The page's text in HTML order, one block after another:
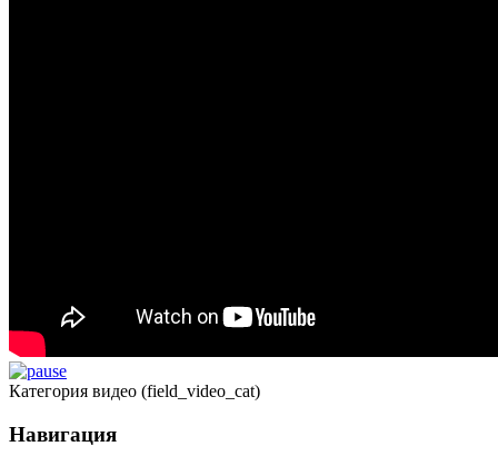
Категория видео (field_video_cat)
Навигация